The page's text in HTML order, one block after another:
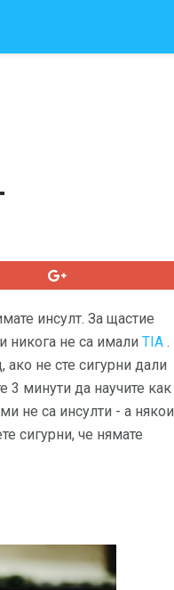
инсулт. За щастие
и никога не са имали TIA .
не сте сигурни дали
3 минути да научите как
не са инсулти - а някои
сигурни, че нямате